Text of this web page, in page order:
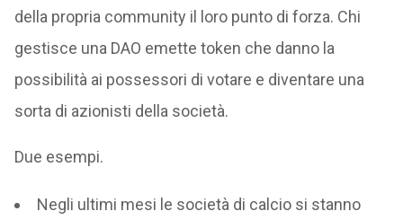
della propria community il loro punto di forza. Chi
gestisce una DAO emette token che danno la
possibilità ai possessori di votare e diventare una
sorta di azionisti della società.
Due esempi.
Negli ultimi mesi le società di calcio si stanno